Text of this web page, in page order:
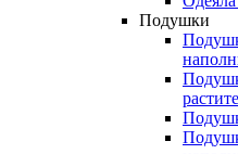
Подушки